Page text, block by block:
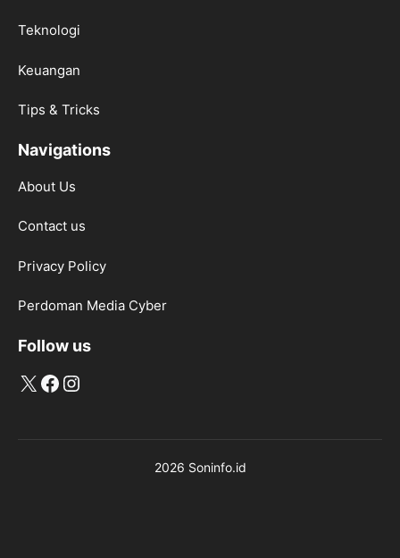
Teknologi
Keuangan
Tips & Tricks
Navigations
About Us
Contact us
Privacy Policy
Perdoman Media Cyber
Follow us
X Facebook
Instagram
2026 Soninfo.id